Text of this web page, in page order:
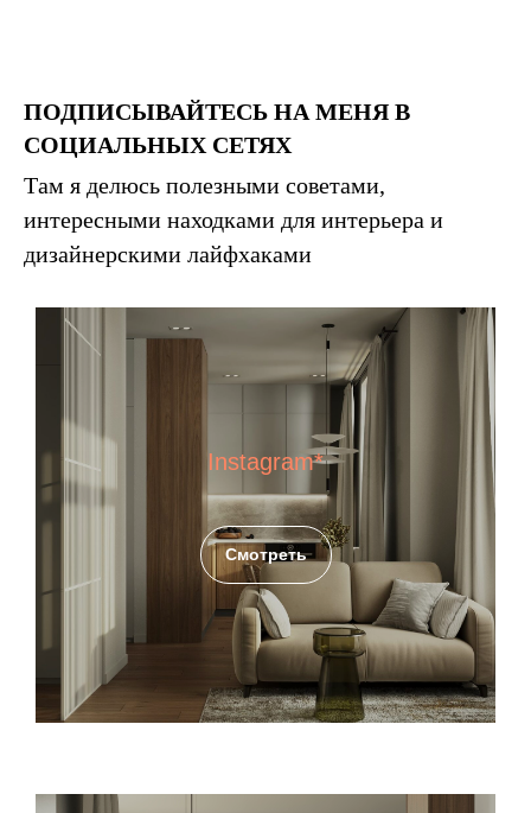
ПОДПИСЫВАЙТЕСЬ НА МЕНЯ В
СОЦИАЛЬНЫХ СЕТЯХ
Там я делюсь полезными советами,
интересными находками для интерьера и
дизайнерскими лайфхаками
Instagram*
Смотреть